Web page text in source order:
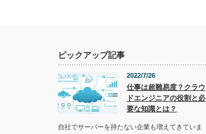
ピックアップ記事
2022/7/26
仕事は超難易度？クラウ
ドエンジニアの役割と必
要な知識とは？
自社でサーバーを持たない企業も増えてきていま